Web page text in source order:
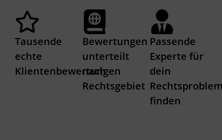
Tausende
echte
Klientenbewertungen
Bewertungen
unterteilt
nach
Rechtsgebiet
Passende
Experte für
dein
finden